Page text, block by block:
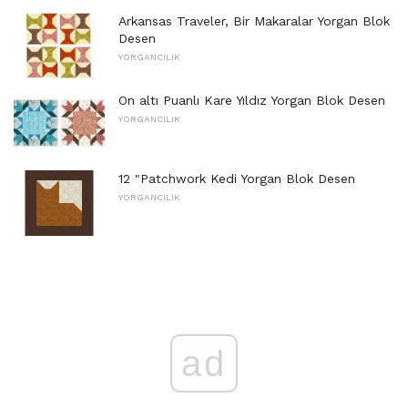
Arkansas Traveler, Bir Makaralar Yorgan Blok
Desen
YORGANCILIK
On altı Puanlı Kare Yıldız Yorgan Blok Desen
YORGANCILIK
12 "Patchwork Kedi Yorgan Blok Desen
YORGANCILIK
ad